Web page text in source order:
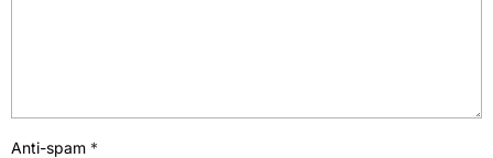
Anti-spam